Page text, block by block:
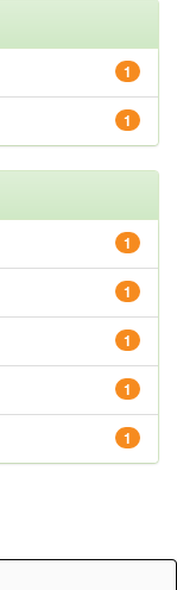
1
1
1
1
1
1
1